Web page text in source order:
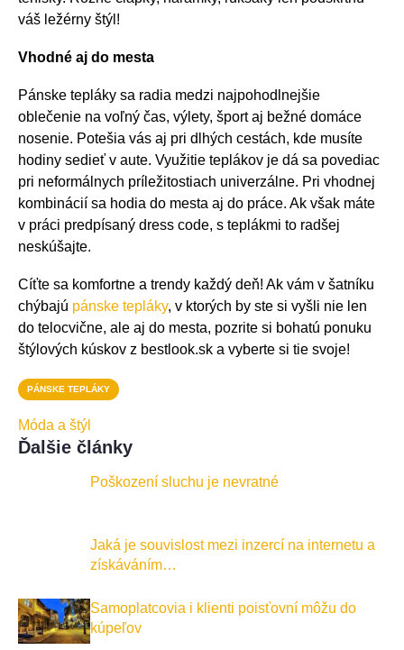
váš ležérny štýl!
Vhodné aj do mesta
Pánske tepláky sa radia medzi najpohodlnejšie
oblečenie na voľný čas, výlety, šport aj bežné domáce
nosenie. Potešia vás aj pri dlhých cestách, kde musíte
hodiny sedieť v aute. Využitie teplákov je dá sa povediac
pri neformálnych príležitostiach univerzálne. Pri vhodnej
kombinácií sa hodia do mesta aj do práce. Ak však máte
v práci predpísaný dress code, s teplákmi to radšej
neskúšajte.
Cíťte sa komfortne a trendy každý deň! Ak vám v šatníku
chýbajú pánske tepláky, v ktorých by ste si vyšli nie len
do telocvične, ale aj do mesta, pozrite si bohatú ponuku
štýlových kúskov z bestlook.sk a vyberte si tie svoje!
PÁNSKE TEPLÁKY
Móda a štýl
Ďalšie články
Poškození sluchu je nevratné
Jaká je souvislost mezi inzercí na internetu a
získáváním…
Samoplatcovia i klienti poisťovní môžu do
kúpeľov